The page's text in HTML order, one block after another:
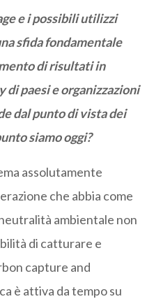
e i possibili utilizzi
sfida fondamentale
di risultati in
paesi e organizzazioni
dal punto di vista dei
siamo oggi?
assolutamente
che abbia come
ambientale non
di catturare e
capture and
è attiva da tempo su